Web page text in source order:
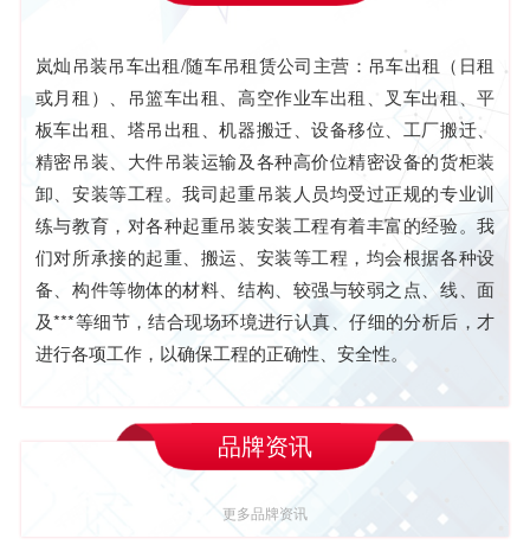
岚灿吊装吊车出租/随车吊租赁公司主营：吊车出租（日租
或月租）、吊篮车出租、高空作业车出租、叉车出租、平
板车出租、塔吊出租、机器搬迁、设备移位、工厂搬迁、
精密吊装、大件吊装运输及各种高价位精密设备的货柜装
卸、安装等工程。我司起重吊装人员均受过正规的专业训
练与教育，对各种起重吊装安装工程有着丰富的经验。我
们对所承接的起重、搬运、安装等工程，均会根据各种设
备、构件等物体的材料、结构、较强与较弱之点、线、面
及***等细节，结合现场环境进行认真、仔细的分析后，才
进行各项工作，以确保工程的正确性、安全性。
品牌资讯
更多品牌资讯